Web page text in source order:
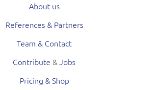
About us
References & Partners
Team & Contact
Contribute &Jobs
Pricing & Shop